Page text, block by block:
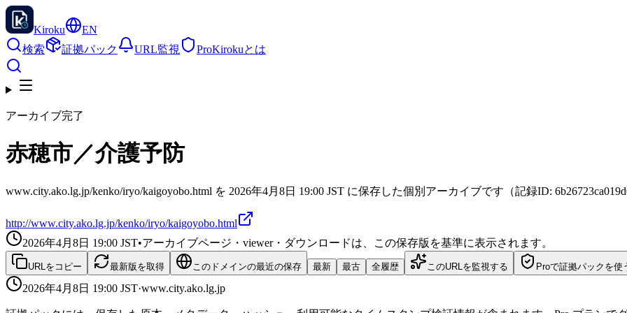
Kiroku
EN
検索
証拠パック URL監視 ProKirokuとは
アーカイブ完了
赤穂市／介護予防
www.city.ako.lg.jp/kenko/iryo/kaigoyobo.html を 2026年4月8日 19:00 JST に保存した個別アーカイブです（記録ID:
http://www.city.ako.lg.jp/kenko/iryo/kaigoyobo.html
2026年4月8日 19:00 JST•アーカイブページ・viewer・ダウンロードは、この保存版を基準に表示されます。
URLをコピー 最新版を取得 このドメインの最近の保存 最新 最古 全履歴 このURLを監視する Proで証拠パックを使
2026年4月8日 19:00 JST·www.city.ako.lg.jp